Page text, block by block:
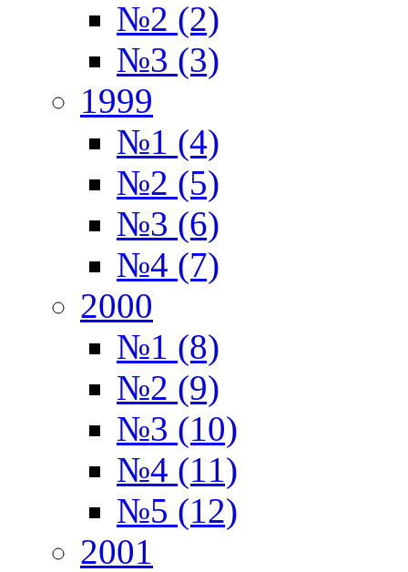
№2 (2)
№3 (3)
1999
№1 (4)
№2 (5)
№3 (6)
№4 (7)
2000
№1 (8)
№2 (9)
№3 (10)
№4 (11)
№5 (12)
2001